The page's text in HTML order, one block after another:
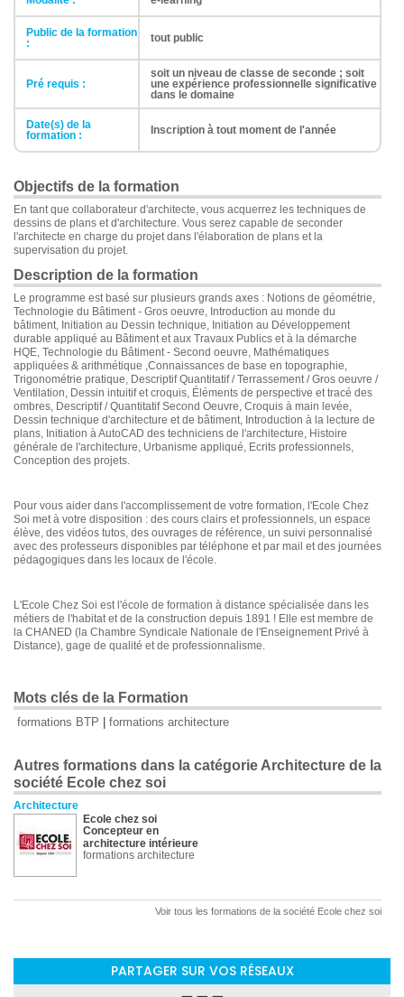
Public de la formation
:
tout public
Pré requis :
soit un niveau de classe de seconde ; soit
une expérience professionnelle significative
dans le domaine
Date(s) de la
formation :
Inscription à tout moment de l'année
Objectifs de la formation
En tant que collaborateur d'architecte, vous acquerrez les techniques de
dessins de plans et d'architecture. Vous serez capable de seconder
l'architecte en charge du projet dans l'élaboration de plans et la
supervisation du projet.
Description de la formation
Le programme est basé sur plusieurs grands axes : Notions de géométrie,
Technologie du Bâtiment - Gros oeuvre, Introduction au monde du
bâtiment, Initiation au Dessin technique, Initiation au Développement
durable appliqué au Bâtiment et aux Travaux Publics et à la démarche
HQE, Technologie du Bâtiment - Second oeuvre, Mathématiques
appliquées & arithmétique ,Connaissances de base en topographie,
Trigonométrie pratique, Descriptif Quantitatif / Terrassement / Gros oeuvre /
Ventilation, Dessin intuitif et croquis, Éléments de perspective et tracé des
ombres, Descriptif / Quantitatif Second Oeuvre, Croquis à main levée,
Dessin technique d'architecture et de bâtiment, Introduction à la lecture de
plans, Initiation à AutoCAD des techniciens de l'architecture, Histoire
générale de l'architecture, Urbanisme appliqué, Ecrits professionnels,
Conception des projets.
Pour vous aider dans l'accomplissement de votre formation, l'Ecole Chez
Soi met à votre disposition : des cours clairs et professionnels, un espace
élève, des vidéos tutos, des ouvrages de référence, un suivi personnalisé
avec des professeurs disponibles par téléphone et par mail et des journées
pédagogiques dans les locaux de l'école.
L'Ecole Chez Soi est l'école de formation à distance spécialisée dans les
métiers de l'habitat et de la construction depuis 1891 ! Elle est membre de
la CHANED (la Chambre Syndicale Nationale de l'Enseignement Privé à
Distance), gage de qualité et de professionnalisme.
Mots clés de la Formation
formations BTP formations architecture
Autres formations dans la catégorie Architecture de la
société Ecole chez soi
Architecture
Ecole chez soi
Concepteur en
architecture intérieure
formations architecture
Voir tous les formations de la société Ecole chez soi
PARTAGER SUR VOS RÉSEAUX